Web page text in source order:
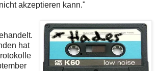
akzeptieren kann."
hat